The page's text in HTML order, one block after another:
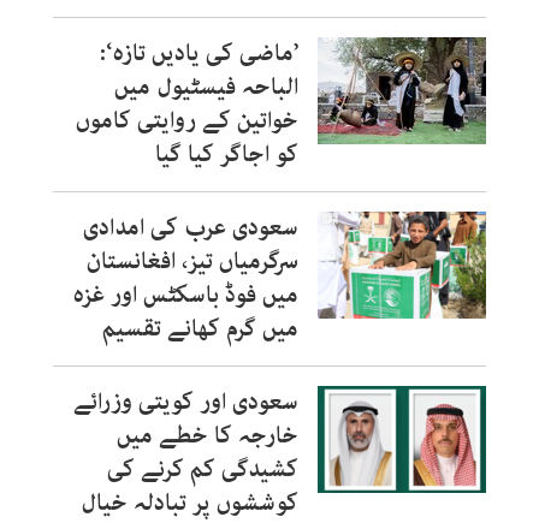
’ماضی کی یادیں تازہ‘:
الباحہ فیسٹیول میں
خواتین کے روایتی کاموں
کو اجاگر کیا گیا
سعودی عرب کی امدادی
سرگرمیاں تیز، افغانستان
میں فوڈ باسکٹس اور غزہ
میں گرم کھانے تقسیم
سعودی اور کویتی وزرائے
خارجہ کا خطے میں
کشیدگی کم کرنے کی
کوششوں پر تبادلہ خیال